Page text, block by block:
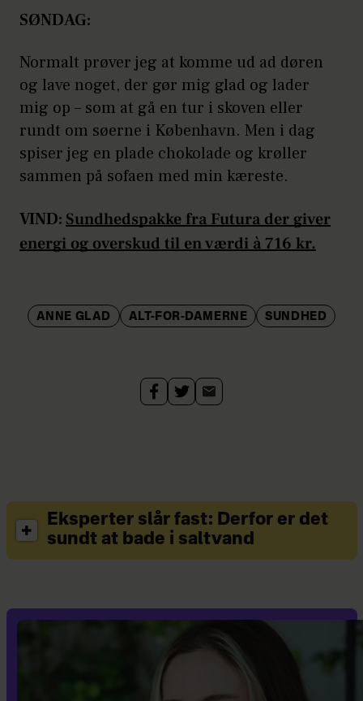
SØNDAG:
Normalt prøver jeg at komme ud ad døren
og lave noget, der gør mig glad og lader
mig op – som at gå en tur i skoven eller
rundt om søerne i København. Men i dag
spiser jeg en plade chokolade og krøller
sammen på sofaen med min kæreste.
VIND:Sundhedspakke fra Futura der giver
energi og overskud til en værdi à 716 kr.
ANNE GLAD ALT-FOR-DAMERNE SUNDHED
Eksperter slår fast: Derfor er det
sundt at bade i saltvand